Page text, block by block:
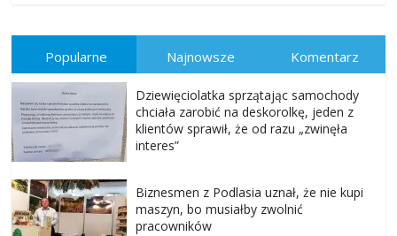
Popularne Najnowsze Komentarz
Dziewięciolatka sprzątając samochody
chciała zarobić na deskorolkę, jeden z
klientów sprawił, że od razu „zwinęła
interes”
Biznesmen z Podlasia uznał, że nie kupi
maszyn, bo musiałby zwolnić
pracowników